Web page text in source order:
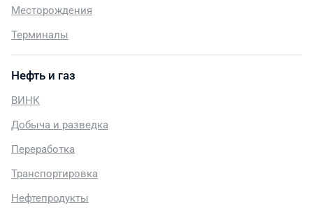
Месторождения
Терминалы
Нефть и газ
ВИНК
Добыча и разведка
Переработка
Транспортировка
Нефтепродукты